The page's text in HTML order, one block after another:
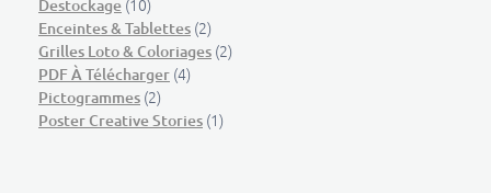
Destockage (10)
Enceintes & Tablettes (2)
Grilles Loto & Coloriages (2)
PDF À Télécharger (4)
Pictogrammes (2)
Poster Creative Stories (1)